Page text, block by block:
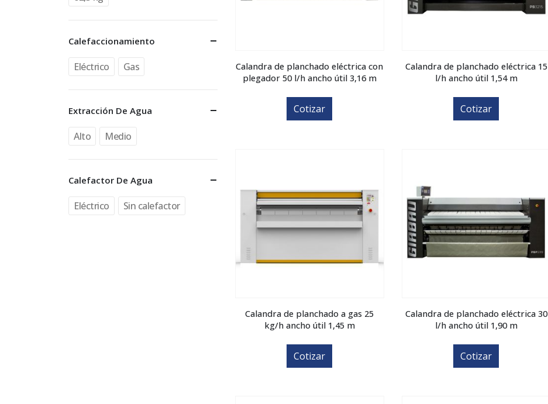
Calandra de planchado eléctrica con
plegador 50 l/h ancho útil 3,16 m
Cotizar
Calandra de planchado eléctrica 15
l/h ancho útil 1,54 m
Cotizar
Calandra de planchado a gas 25
kg/h ancho útil 1,45 m
Cotizar
Calandra de planchado eléctrica 30
l/h ancho útil 1,90 m
Cotizar
Calefaccionamiento
Eléctrico Gas
Extracción De Agua
Alto Medio
Calefactor De Agua
Eléctrico Sin calefactor